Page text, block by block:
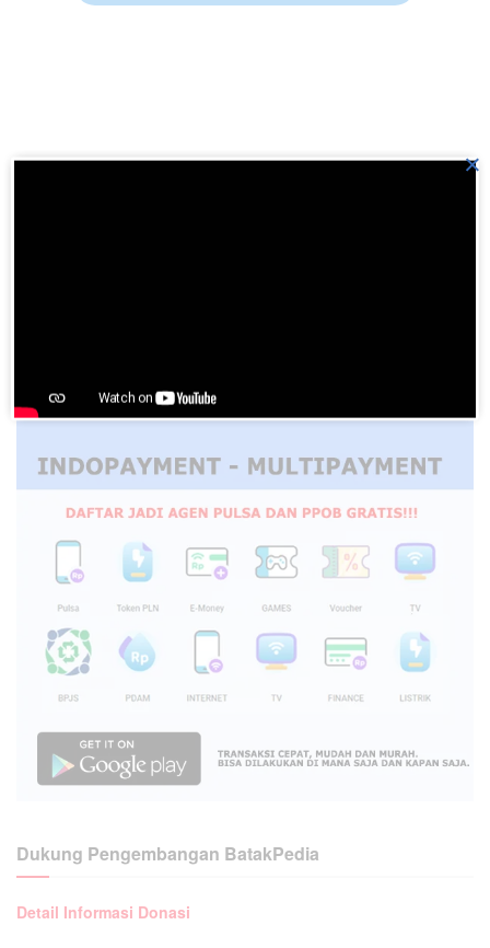
Please to join discussion
Dukung Pengembangan BatakPedia
Detail Informasi Donasi
×